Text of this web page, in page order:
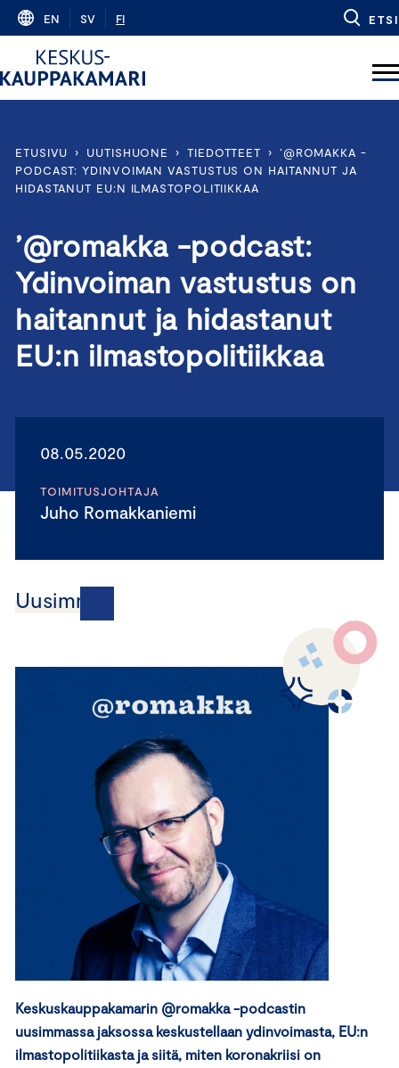
Skip
content
EN SV FI ETSI
ETUSIVU › UUTISHUONE › TIEDOTTEET › ’@ROMAKKA -
PODCAST: YDINVOIMAN VASTUSTUS ON HAITANNUT JA
HIDASTANUT EU:N ILMASTOPOLITIIKKAA
’@romakka -podcast:
Ydinvoiman vastustus on
haitannut ja hidastanut
EU:n ilmastopolitiikkaa
08.05.2020
TOIMITUSJOHTAJA
Juho Romakkaniemi
Uusimmat
Keskuskauppakamarin @romakka -podcastin
uusimmassa jaksossa keskustellaan ydinvoimasta, EU:n
ilmastopolitiikasta ja siitä, miten koronakriisi on